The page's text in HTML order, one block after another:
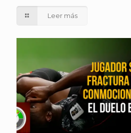
Leer más